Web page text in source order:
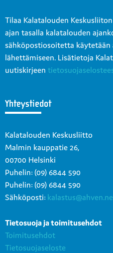
Tilaa Kalatalouden
ajan tasalla kalatalouden
sähköpostiosoitetta käytetään
lähettämiseen. Lisätietoja
uutiskirjeen
Yhteystiedot
Kalatalouden Keskusliitto
Malmin kauppatie 26,
00700 Helsinki
Puhelin: (09) 6844 590
Puhelin: (09) 6844 590
Sähköposti:
Tietosuoja ja toimitusehdot
Toimitusehdot
Tietosuojaseloste